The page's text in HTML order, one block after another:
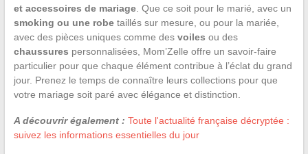
et accessoires de mariage. Que ce soit pour le marié, avec un
smoking ou une robetaillés sur mesure, ou pour la mariée,
avec des pièces uniques comme des voiles ou des
chaussures personnalisées, Mom’Zelle offre un savoir-faire
particulier pour que chaque élément contribue à l’éclat du grand
jour. Prenez le temps de connaître leurs collections pour que
votre mariage soit paré avec élégance et distinction.
A découvrir également : Toute l'actualité française décryptée :
suivez les informations essentielles du jour